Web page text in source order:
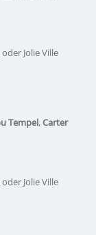
Jolie Ville
Tempel,Carter
Jolie Ville